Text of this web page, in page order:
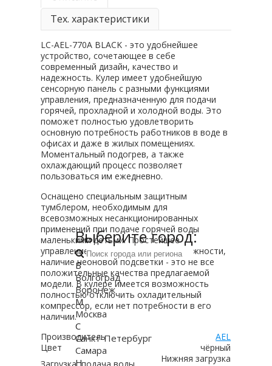
Тех. характеристики
LC-AEL-770A BLACK - это удобнейшее
устройство, сочетающее в себе
современный дизайн, качество и
надежность. Кулер имеет удобнейшую
сенсорную панель с разными функциями
управления, предназначенную для подачи
горячей, прохладной и холодной воды. Это
поможет полностью удовлетворить
основную потребность работников в воде в
офисах и даже в жилых помещениях.
Моментальный подогрев, а также
охлаждающий процесс позволяет
пользоваться им ежедневно.
Оснащено специальным защитным
тумблером, необходимым для
всевозможных несанкционированных
применений при подаче горячей воды
маленькими детьми. Простейшее
управление, дополнительные возможности,
наличие неоновой подсветки - это не все
положительные качества предлагаемой
модели. В кулере имеется возможность
полностью отключить охладительный
компрессор, если нет потребности в его
наличии.
Производитель
AEL
Цвет
чёрный
Нижняя загрузка
Выберите город:
В
Волгоград
Воронеж
М
Москва
С
Санкт-Петербург
Самара
Н